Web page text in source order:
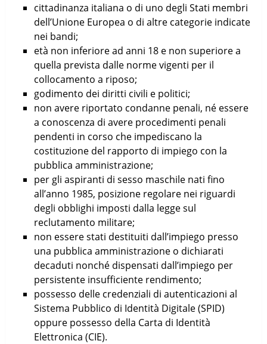
cittadinanza italiana o di uno degli Stati membri
dell’Unione Europea o di altre categorie indicate
nei bandi;
età non inferiore ad anni 18 e non superiore a
quella prevista dalle norme vigenti per il
collocamento a riposo;
godimento dei diritti civili e politici;
non avere riportato condanne penali, né essere
a conoscenza di avere procedimenti penali
pendenti in corso che impediscano la
costituzione del rapporto di impiego con la
pubblica amministrazione;
per gli aspiranti di sesso maschile nati fino
all’anno 1985, posizione regolare nei riguardi
degli obblighi imposti dalla legge sul
reclutamento militare;
non essere stati destituiti dall’impiego presso
una pubblica amministrazione o dichiarati
decaduti nonché dispensati dall’impiego per
persistente insufficiente rendimento;
possesso delle credenziali di autenticazioni al
Sistema Pubblico di Identità Digitale (SPID)
oppure possesso della Carta di Identità
Elettronica (CIE).